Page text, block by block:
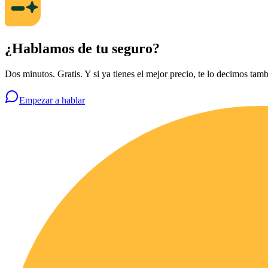
¿Hablamos de tu seguro?
Dos minutos. Gratis. Y si ya tienes el mejor precio, te lo decimos
Empezar a hablar